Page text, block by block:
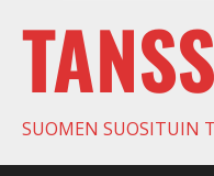
SUOMEN SUOSITUIN